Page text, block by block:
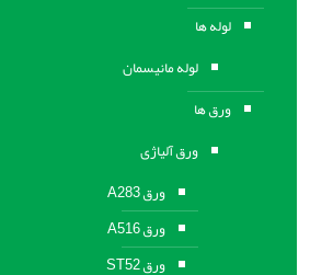
لوله ها
لوله مانیسمان
ورق ها
ورق آلیاژی
ورق A283
ورق A516
ورق ST52